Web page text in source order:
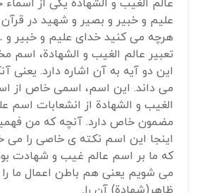
عالم الغیب و الشهادة یکی از اسماء
علیم و خبیر و بصیر و شهید در
هرچه می کنید خدای علیم و خبیر و
تعبیر عالم الغیب و الشهادة،
این دو آیه به آن اشاره دارد. یعنی
می داند. این اسم، اسمی خاص از
الغیب و الشهادة از انشعابات اسم
مضمون خاص دارد. آنچه که من
اینجا این اسم نکته ی خاصی را می
که ما بر اسم عالم غیب و شهادت
می شویم یعنی هم باطن اعمال ما
ظاهر(شهادة) آن را.